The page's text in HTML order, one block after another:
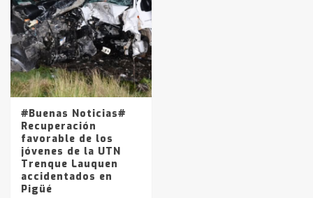
#Buenas Noticias#
Recuperación
favorable de los
jóvenes de la UTN
Trenque Lauquen
accidentados en
Pigüé